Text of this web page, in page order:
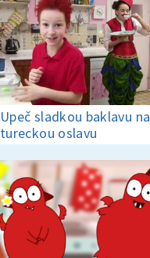
Upeč sladkou baklavu na
tureckou oslavu